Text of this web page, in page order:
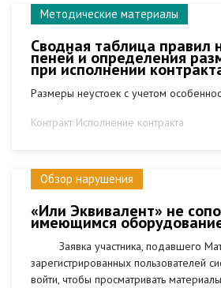
Методические материалы
Сводная таблица правил
пеней и определения
при исполнении
Размеры неустоек с учетом
Контракт Исполнение контракта
Обзор нарушения
«Или Эквивалент» не
имеющимся
Заявка участника, подавшего
зарегистрированных пользователей
войти, чтобы просматривать